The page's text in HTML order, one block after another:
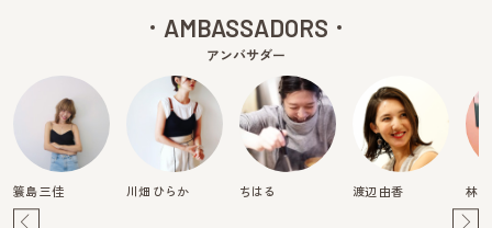
AMBASSADORS
アンバサダー
簑島 三佳 川畑 ひらか ちはる 渡辺 由香 林マ